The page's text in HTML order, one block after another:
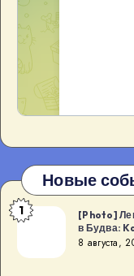
Новые
[Photo]
и
1
[Photo]
в Будва:
8 августа,